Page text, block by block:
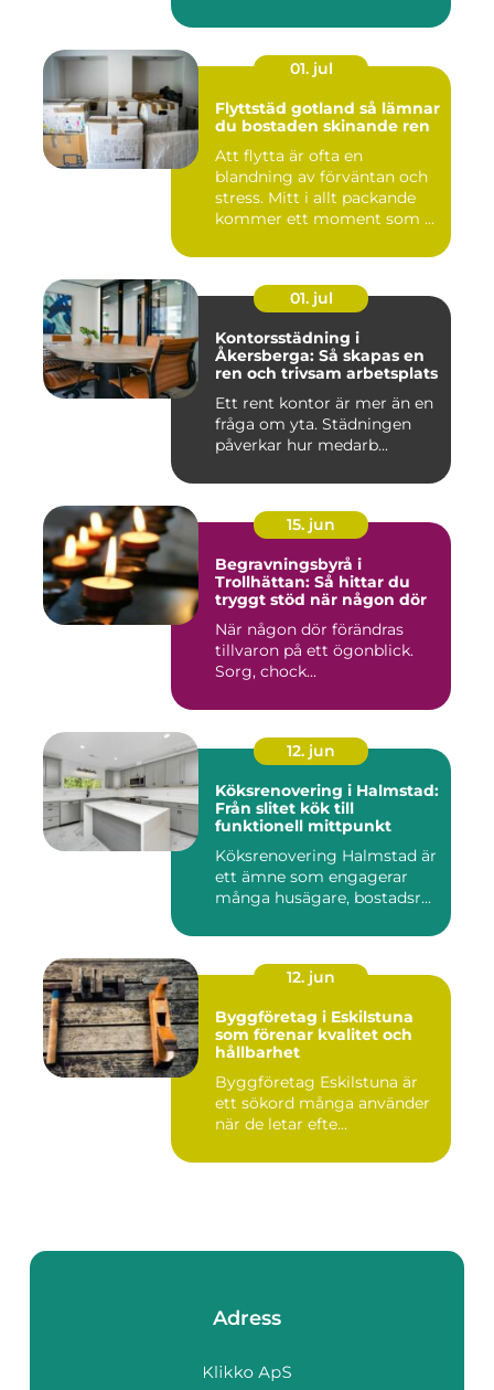
01. jul
Flyttstäd gotland så lämnar
du bostaden skinande ren
Att flytta är ofta en
blandning av förväntan och
stress. Mitt i allt packande
kommer ett moment som ...
01. jul
Kontorsstädning i
Åkersberga: Så skapas en
ren och trivsam arbetsplats
Ett rent kontor är mer än en
fråga om yta. Städningen
påverkar hur medarb...
15. jun
Begravningsbyrå i
Trollhättan: Så hittar du
tryggt stöd när någon dör
När någon dör förändras
tillvaron på ett ögonblick.
Sorg, chock...
12. jun
Köksrenovering i Halmstad:
Från slitet kök till
funktionell mittpunkt
Köksrenovering Halmstad är
ett ämne som engagerar
många husägare, bostadsr...
12. jun
Byggföretag i Eskilstuna
som förenar kvalitet och
hållbarhet
Byggföretag Eskilstuna är
ett sökord många använder
när de letar efte...
Adress